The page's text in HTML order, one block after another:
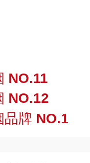
NO.11
NO.12
品牌 NO.1